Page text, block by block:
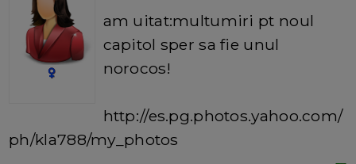
am uitat:multumiri pt noul
capitol sper sa fie unul
norocos!
http://es.pg.photos.yahoo.com/
ph/kla788/my_photos